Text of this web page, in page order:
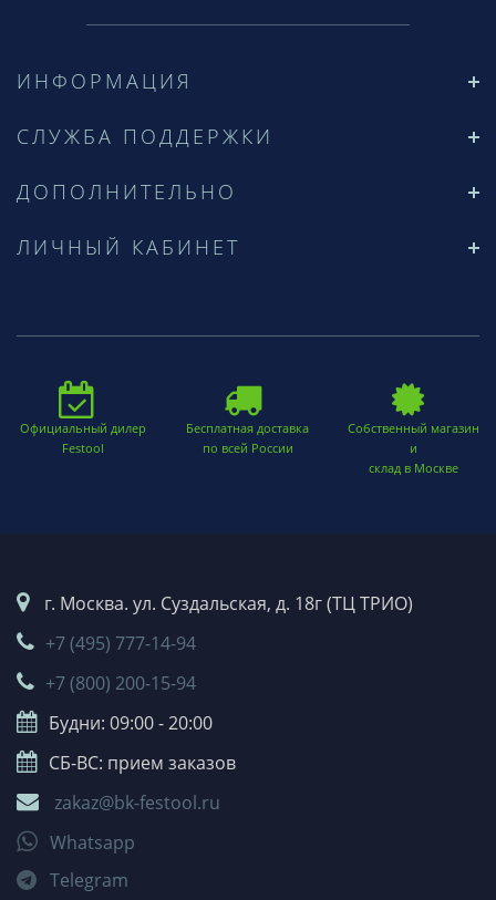
ИНФОРМАЦИЯ
СЛУЖБА ПОДДЕРЖКИ
ДОПОЛНИТЕЛЬНО
ЛИЧНЫЙ КАБИНЕТ
Официальный дилер
Festool
Бесплатная доставка
по всей России
Собственный магазин
и
склад в Москве
г. Москва. ул. Суздальская, д. 18г (ТЦ ТРИО)
+7 (495) 777-14-94
+7 (800) 200-15-94
Будни: 09:00 - 20:00
СБ-ВС: прием заказов
zakaz@bk-festool.ru
Whatsapp
Telegram